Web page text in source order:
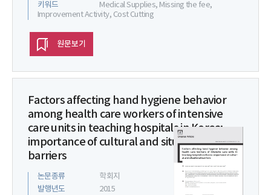
키워드
Medical Supplies, Missing the fee,
Improvement Activity, Cost Cutting
원문보기
Factors affecting hand hygiene behavior
among health care workers of intensive
care units in teaching hospitals in Korea:
importance of cultural and situational
barriers
논문종류
학회지
발행년도
2015